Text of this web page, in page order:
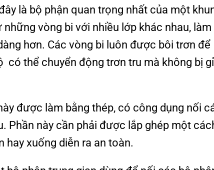
là bộ phận quan trọng nhất của một
vòng bi với nhiều lớp khác nhau,
hơn. Các vòng bi luôn được bôi trơn để
có thể chuyển động trơn tru mà không bị
được làm bằng thép, có công dụng nối
Phần này cần phải được lắp ghép một
hay xuống diễn ra an toàn.